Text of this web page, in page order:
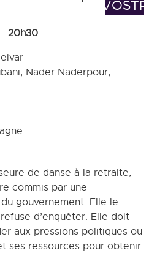
VOSTR
20h30
Nader Naderpour,
de danse à la retraite,
commis par une
gouvernement. Elle le
d’enquêter. Elle doit
aux pressions politiques ou
ses ressources pour obtenir